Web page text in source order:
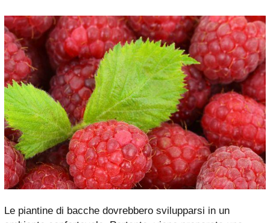
Le piantine di bacche dovrebbero svilupparsi in un